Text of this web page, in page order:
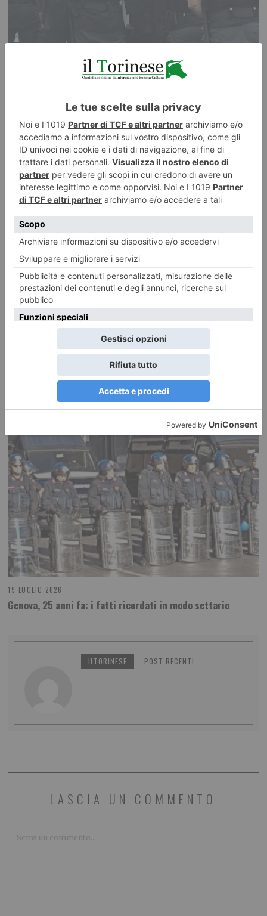
La rubrica della domenica di Pier Franco Quaglieni
La rubrica della domenica di Pier Franco Quaglieni
19 LUGLIO 2026
Genova, 25 anni fa: i fatti ricordati in modo settario
ILTORINESE POST RECENTI
LASCIA UN COMMENTO